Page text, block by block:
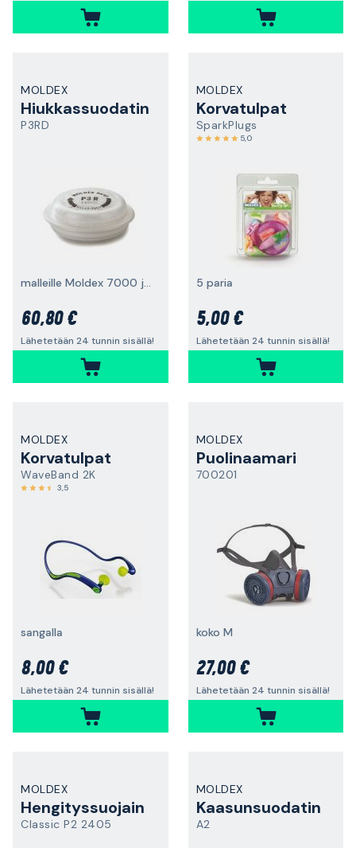
MOLDEX
Hiukkassuodatin
P3RD
malleille Moldex 7000 ja 9000, 6 paria
60,80 €
Lähetetään 24 tunnin sisällä!
MOLDEX
Korvatulpat
SparkPlugs
5,0
5 paria
5,00 €
Lähetetään 24 tunnin sisällä!
MOLDEX
Korvatulpat
WaveBand 2K
3,5
sangalla
8,00 €
Lähetetään 24 tunnin sisällä!
MOLDEX
Puolinaamari
700201
koko M
27,00 €
Lähetetään 24 tunnin sisällä!
MOLDEX
Hengityssuojain
Classic P2 2405
MOLDEX
Kaasunsuodatin
A2